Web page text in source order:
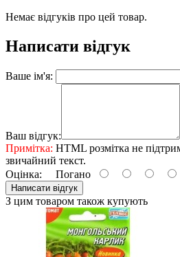
Немає відгуків про цей товар.
Написати відгук
Ваше ім'я:
Ваш відгук:
Примітка: HTML розмітка не
звичайний текст.
Оцінка: Погано
Написати відгук
З цим товаром також купують